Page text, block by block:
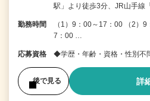
駅」より徒歩3分、JR山手線
勤務時間
（1）9：00～17：00 （2）
7：00 …
応募資格 ◆学歴・年齢・資格・性別
後で見る 詳